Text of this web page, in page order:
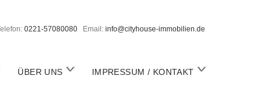
0221-57080080 Email:info@cityhouse-immobilien.de
ÜBER UNS o
IMPRESSUM / KONTAKT o